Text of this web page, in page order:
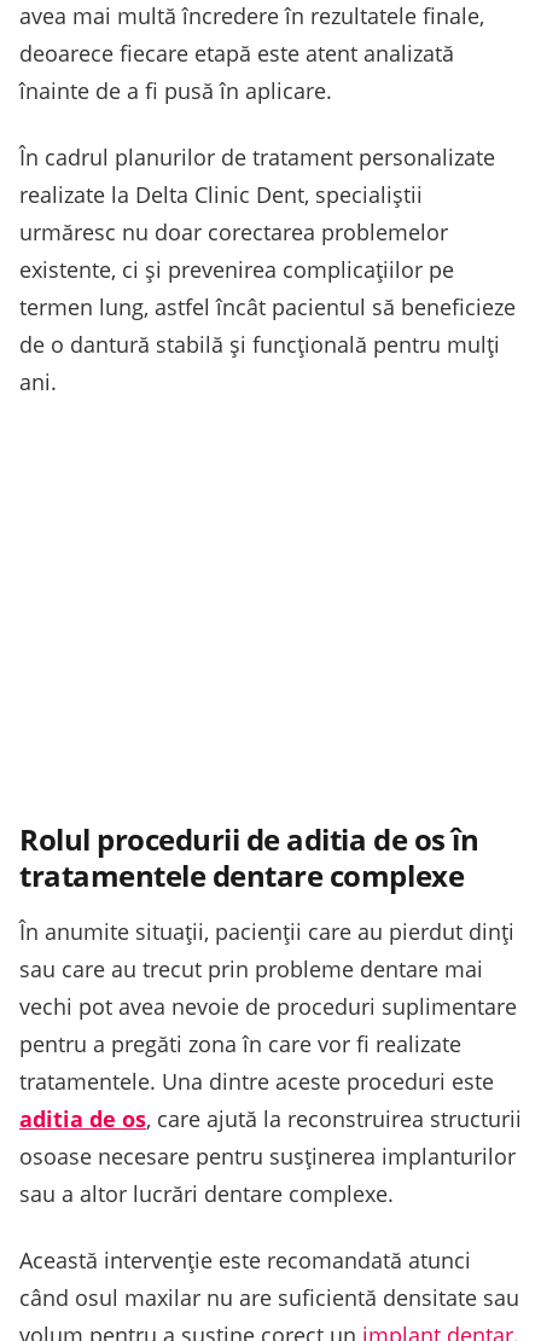
avea mai multă încredere în rezultatele finale,
deoarece fiecare etapă este atent analizată
înainte de a fi pusă în aplicare.
În cadrul planurilor de tratament personalizate
realizate la Delta Clinic Dent, specialiștii
urmăresc nu doar corectarea problemelor
existente, ci și prevenirea complicațiilor pe
termen lung, astfel încât pacientul să beneficieze
de o dantură stabilă și funcțională pentru mulți
ani.
Rolul procedurii de aditia de os în
tratamentele dentare complexe
În anumite situații, pacienții care au pierdut dinți
sau care au trecut prin probleme dentare mai
vechi pot avea nevoie de proceduri suplimentare
pentru a pregăti zona în care vor fi realizate
tratamentele. Una dintre aceste proceduri este
aditia de os, care ajută la reconstruirea structurii
osoase necesare pentru susținerea implanturilor
sau a altor lucrări dentare complexe.
Această intervenție este recomandată atunci
când osul maxilar nu are suficientă densitate sau